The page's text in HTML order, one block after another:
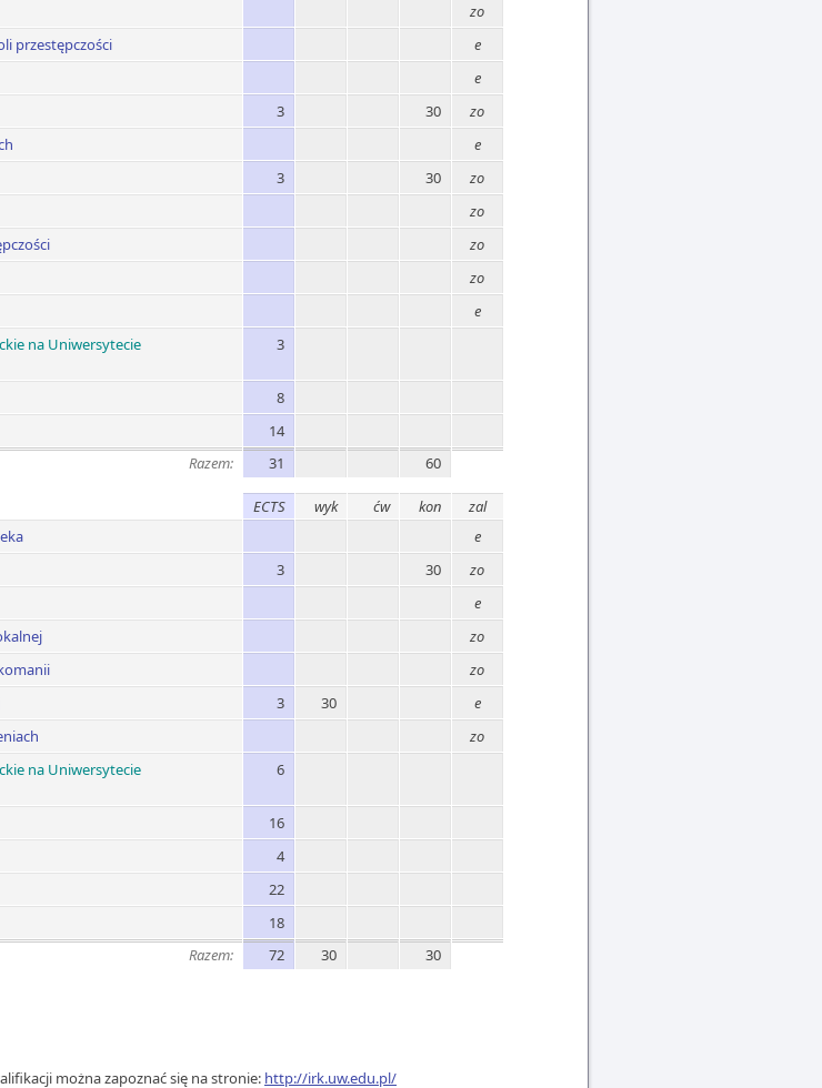
zo
przestępczości
e
e
3 30
zo
e
3 30
zo
zo
zo
zo
e
na Uniwersytecie
3
8
14
Razem:
31 60
ECTS wyk ćw kon
zal
e
3 30
zo
e
zo
zo
3 30
e
zo
na Uniwersytecie
6
16
4
22
18
Razem:
72 30 30
można zapoznać się na stronie: http://irk.uw.edu.pl/